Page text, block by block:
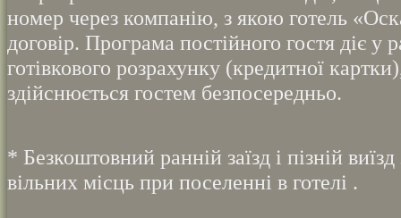
номер через компанію, з якою готель
договір. Програма постійного гостя діє у
готівкового розрахунку (кредитної
здійснюється гостем безпосередньо.
* Безкоштовний ранній заїзд і пізній виїзд
вільних місць при поселенні в готелі .